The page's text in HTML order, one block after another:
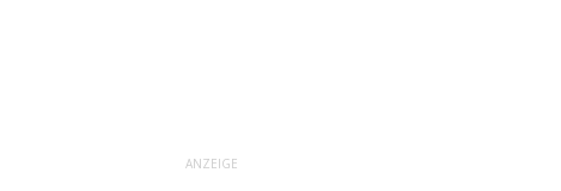
ANZEIGE